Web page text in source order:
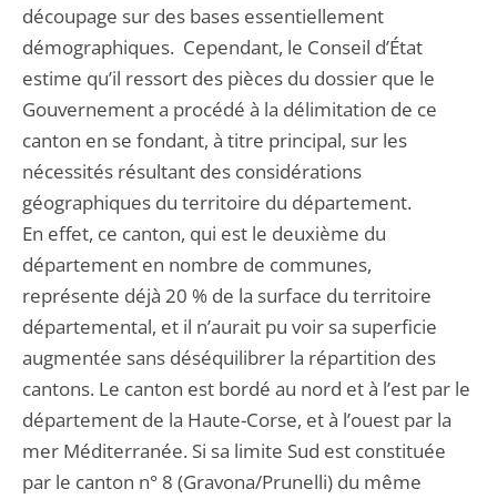
découpage sur des bases essentiellement
démographiques. Cependant, le Conseil d’État
estime qu’il ressort des pièces du dossier que le
Gouvernement a procédé à la délimitation de ce
canton en se fondant, à titre principal, sur les
nécessités résultant des considérations
géographiques du territoire du département.
En effet, ce canton, qui est le deuxième du
département en nombre de communes,
représente déjà 20 % de la surface du territoire
départemental, et il n’aurait pu voir sa superficie
augmentée sans déséquilibrer la répartition des
cantons. Le canton est bordé au nord et à l’est par le
département de la Haute-Corse, et à l’ouest par la
mer Méditerranée. Si sa limite Sud est constituée
par le canton n° 8 (Gravona/Prunelli) du même